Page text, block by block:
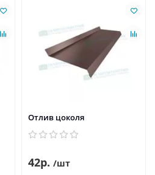
Отлив цоколя
42р. /шт